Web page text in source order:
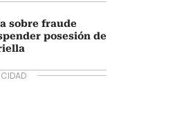
sobre fraude
posesión de